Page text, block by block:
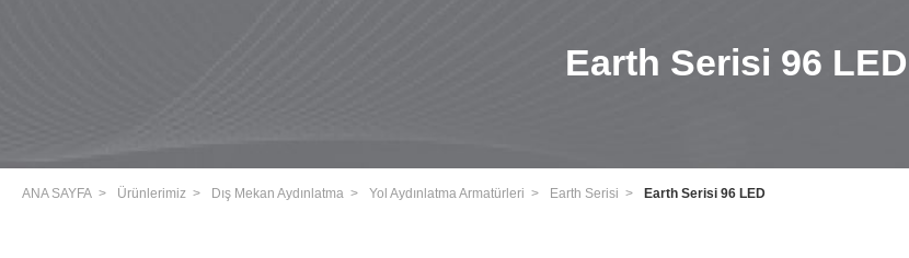
Earth Serisi 96 LED
ANA SAYFA Ürünlerimiz Dış Mekan Aydınlatma Yol Aydınlatma Armatürleri Earth Serisi Earth Serisi 96 LED